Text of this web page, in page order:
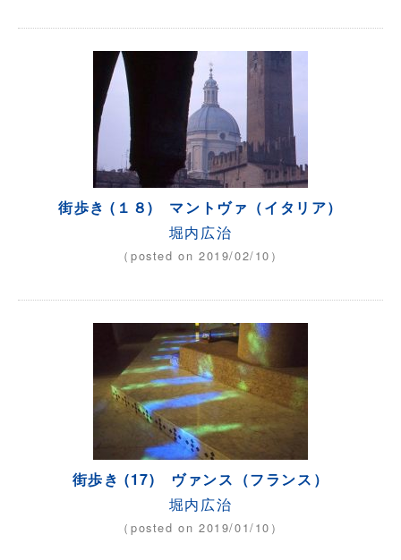
街歩き (１８) マントヴァ（イタリア）
堀内広治
（posted on 2019/02/10）
街歩き (17) ヴァンス（フランス）
堀内広治
（posted on 2019/01/10）